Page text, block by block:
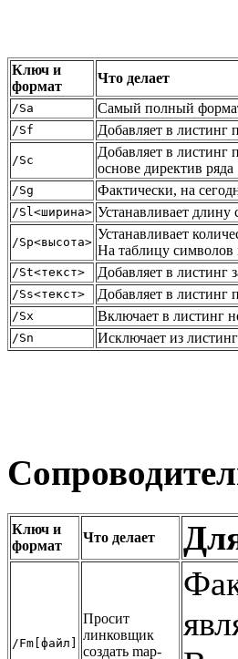
Ключ и
формат
Что делает
/Sa Самый полный формат
/Sf Добавляет в листинг
/Sc
Добавляет в листинг
основе директив
/Sg Фактически, на
/Sl<ширина> Устанавливает
/Sp<высота>
Устанавливает
На таблицу символов
/St<текст> Добавляет в листинг
/Ss<текст> Добавляет в листинг
/Sx Включает в листинг
/Sn Исключает из
Ключ и
формат
Что делает
/Fm[файл]
Просит
линковщик
создать map-